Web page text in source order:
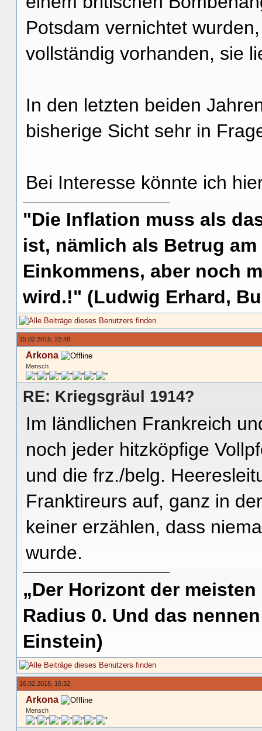
Potsdam vernichtet
vollständig vorhanden, sie
In den letzten beiden
bisherige Sicht sehr in
Bei Interesse könnte ich
"Die Inflation muss als
ist, nämlich als Betrug
Einkommens, aber noch
wird.!" (Ludwig Erhard,
15.02.2018, 22:48
Arkona
Mensch
RE: Kriegsgräul 1914?
Im ländlichen Frankreich
noch jeder hitzköpfige
und die frz./belg.
Franktireurs auf, ganz in
keiner erzählen, dass
wurde.
„Der Horizont der
Radius 0. Und das
Einstein)
16.02.2018, 16:32
Arkona
Mensch